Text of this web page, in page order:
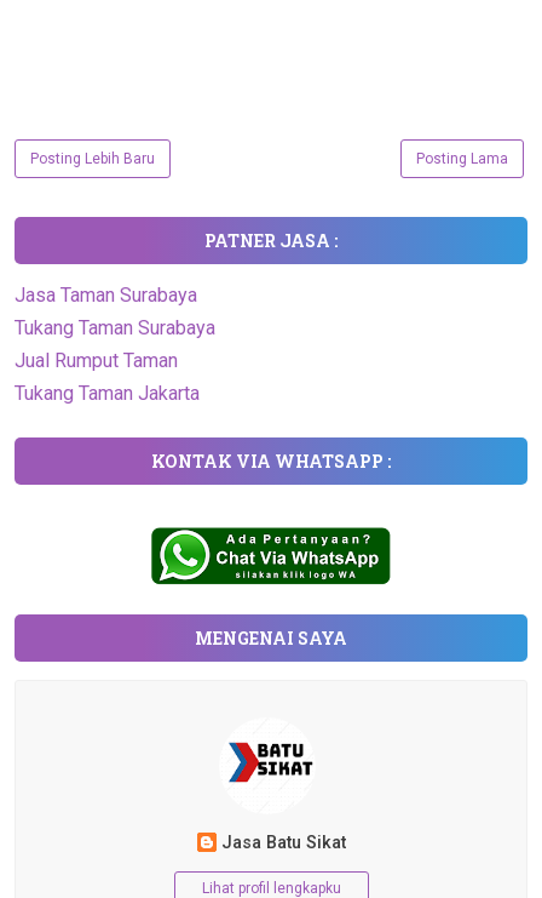
Posting Lebih Baru Posting Lama
PATNER JASA :
Jasa Taman Surabaya
Tukang Taman Surabaya
Jual Rumput Taman
Tukang Taman Jakarta
KONTAK VIA WHATSAPP :
MENGENAI SAYA
Jasa Batu Sikat
Lihat profil lengkapku